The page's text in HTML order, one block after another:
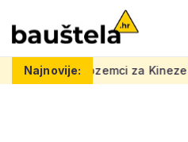
Najnovije:
za Kineze napravili zgradu